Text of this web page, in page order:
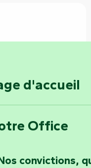
d'accueil
Office
convictions,
19:00 - 21:00